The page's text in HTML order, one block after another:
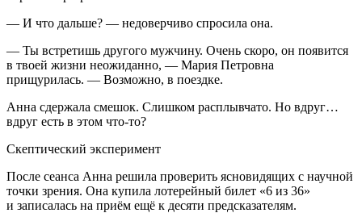
— И что дальше? — недоверчиво спросила она.
— Ты встретишь другого мужчину. Очень скоро, он появится
в твоей жизни неожиданно, — Мария Петровна
прищурилась. — Возможно, в поездке.
Анна сдержала смешок. Слишком расплывчато. Но вдруг…
вдруг есть в этом что-то?
Скептический эксперимент
После сеанса Анна решила проверить ясновидящих с научной
точки зрения. Она купила лотерейный билет «6 из 36»
и записалась на приём ещё к десяти предсказателям.